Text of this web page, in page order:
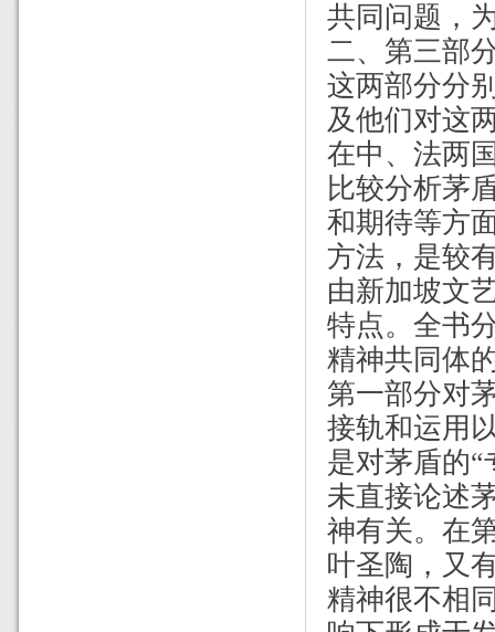
共同问题，
二、第三部
这两部分分
及他们对这
在中、法两
比较分析茅
和期待等方
方法，是较
由新加坡文
特点。全书
精神共同体
第一部分对
接轨和运用
是对茅盾的
未直接论述
神有关。在
叶圣陶，又
精神很不相